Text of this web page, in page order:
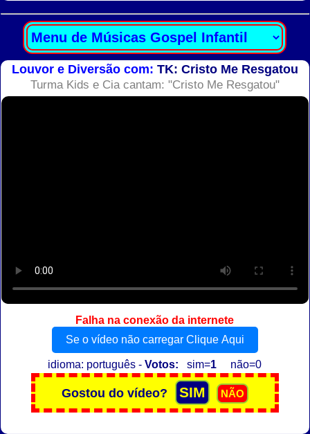
Louvor e Diversão com: TK: Cristo Me Resgatou
Turma Kids e Cia cantam: "Cristo Me Resgatou"
Falha na conexão da internete
Se o vídeo não carregar Clique Aqui
idioma: português -Votos: sim=1 não=0